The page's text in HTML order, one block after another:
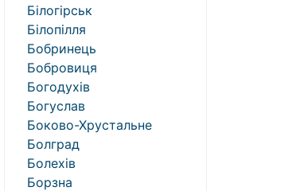
Білогірськ
Білопілля
Бобринець
Бобровиця
Богодухів
Богуслав
Боково-Хрустальне
Болград
Болехів
Борзна